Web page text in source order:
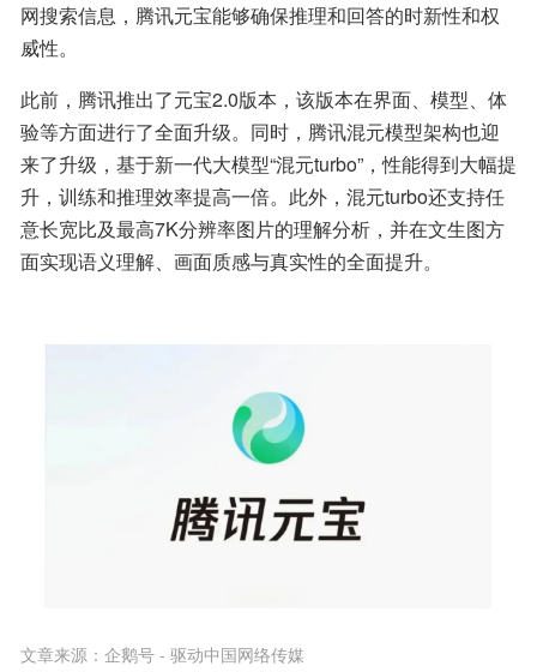
网搜索信息，腾讯元宝能够确保推理和回答的时新性和权
威性。
此前，腾讯推出了元宝2.0版本，该版本在界面、模型、体
验等方面进行了全面升级。同时，腾讯混元模型架构也迎
来了升级，基于新一代大模型“混元turbo”，性能得到大幅提
升，训练和推理效率提高一倍。此外，混元turbo还支持任
意长宽比及最高7K分辨率图片的理解分析，并在文生图方
面实现语义理解、画面质感与真实性的全面提升。
文章来源： 企鹅号 - 驱动中国网络传媒